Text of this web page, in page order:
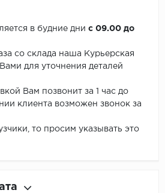
в будние дни с 09.00 до
со склада наша Курьерская
для уточнения деталей
Вам позвонит за 1 час до
клиента возможен звонок за
то просим указывать это